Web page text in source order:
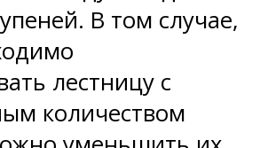
В том случае,
лестницу с
количеством